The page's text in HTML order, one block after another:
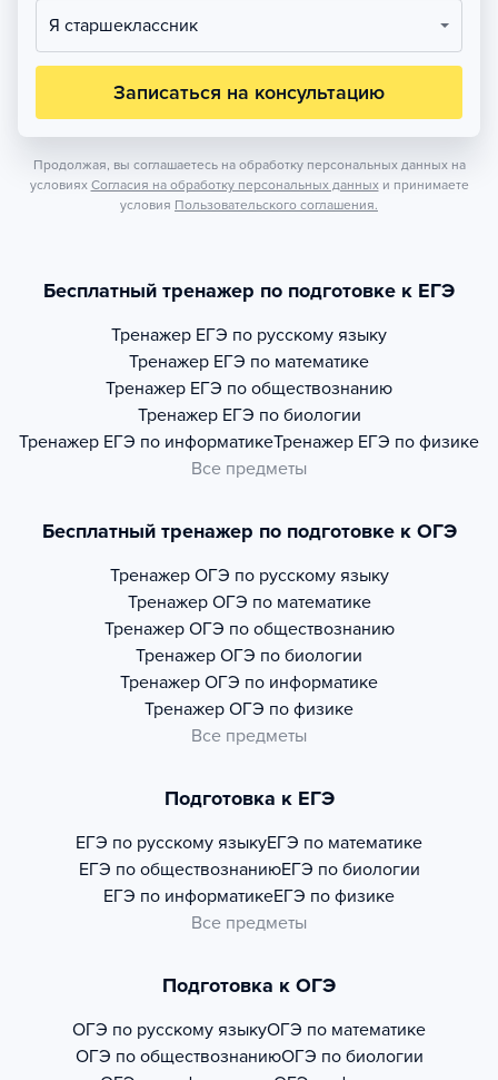
Я старшеклассник
Записаться на консультацию
Продолжая, вы соглашаетесь на обработку персональных данных на
условиях Согласия на обработку персональных данных и принимаете
условия Пользовательского соглашения.
Бесплатный тренажер по подготовке к ЕГЭ
Тренажер ЕГЭ по русскому языку
Тренажер ЕГЭ по математике
Тренажер ЕГЭ по обществознанию
Тренажер ЕГЭ по биологии
Тренажер ЕГЭ по информатикеТренажер ЕГЭ по физике
Все предметы
Бесплатный тренажер по подготовке к ОГЭ
Тренажер ОГЭ по русскому языку
Тренажер ОГЭ по математике
Тренажер ОГЭ по обществознанию
Тренажер ОГЭ по биологии
Тренажер ОГЭ по информатике
Тренажер ОГЭ по физике
Все предметы
Подготовка к ЕГЭ
ЕГЭ по русскому языкуЕГЭ по математике
ЕГЭ по обществознаниюЕГЭ по биологии
ЕГЭ по информатикеЕГЭ по физике
Все предметы
Подготовка к ОГЭ
ОГЭ по русскому языкуОГЭ по математике
ОГЭ по обществознаниюОГЭ по биологии